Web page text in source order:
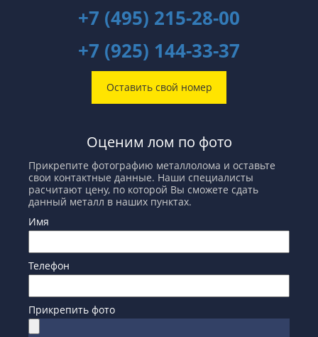
+7 (495) 215-28-00
+7 (925) 144-33-37
Оставить свой номер
Оценим лом по фото
Прикрепите фотографию металлолома и оставьте
свои контактные данные. Наши специалисты
расчитают цену, по которой Вы сможете сдать
данный металл в наших пунктах.
Имя
Телефон
Прикрепить фото